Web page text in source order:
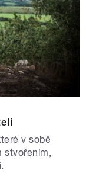
v sobě
stvořením,